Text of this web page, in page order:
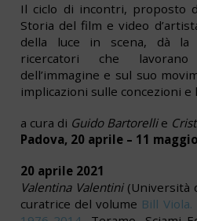
Il ciclo di incontri, proposto
Storia del film e video
della luce in scena, dà
ricercatori che
dell’immagine e sul suo
implicazioni sulle concezioni e
a cura di Guido Bartorellie
Padova, 20 aprile – 11
20 aprile 2021
Valentina Valentini(Università
curatrice del volume Bill